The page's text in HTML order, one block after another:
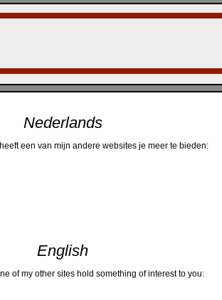
Nederlands
een van mijn andere websites je meer te bieden:
English
of my other sites hold something of interest to you: